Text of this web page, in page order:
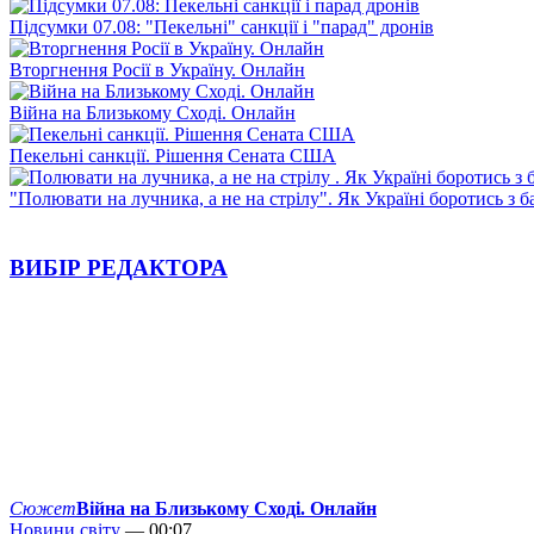
Підсумки 07.08: "Пекельні" санкції і "парад" дронів
Вторгнення Росії в Україну. Онлайн
Війна на Близькому Сході. Онлайн
Пекельні санкції. Рішення Сената США
"Полювати на лучника, а не на стрілу". Як Україні боротись з
ВИБІР РЕДАКТОРА
СюжетВійна на Близькому Сході. Онлайн